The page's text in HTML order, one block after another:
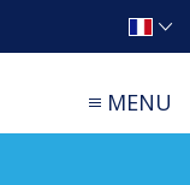
MENU